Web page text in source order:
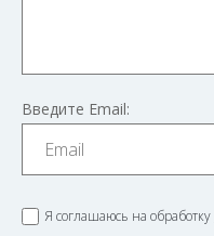
Введите Email:
Я соглашаюсь на обработку